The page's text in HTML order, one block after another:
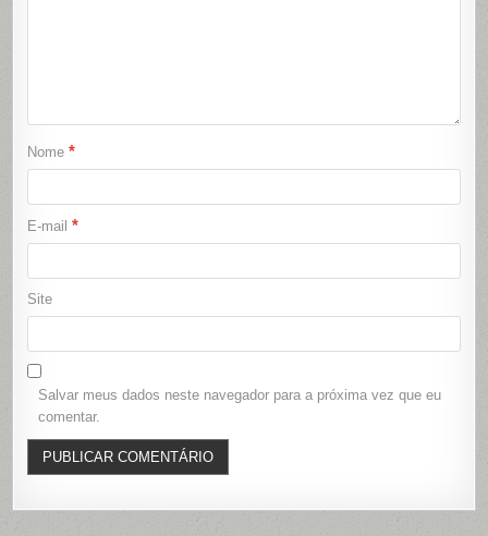
Nome*
E-mail*
Site
Salvar meus dados neste navegador para a próxima vez que eu
comentar.